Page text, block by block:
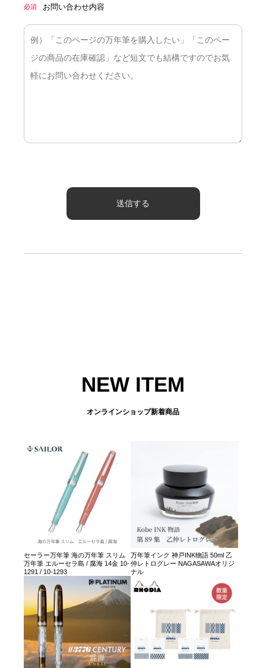
必須 お問い合わせ内容
NEW ITEM
オンラインショップ新着商品
セーラー万年筆 海の万年筆 スリム
万年筆 エルーセラ島 / 腐海 14金 10-
1291 / 10-1293
万年筆インク 神戸INK物語 50ml 乙
仲レトログレー NAGASAWAオリジ
ナル